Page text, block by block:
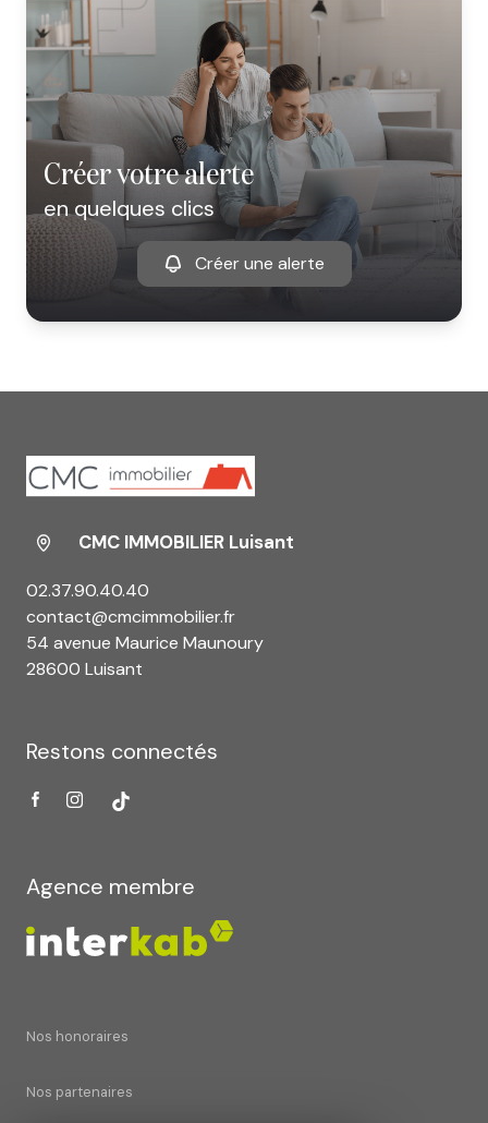
créer votre alerte
en quelques clics
Créer une alerte
CMC IMMOBILIER Luisant
02.37.90.40.40
contact@cmcimmobilier.fr
54 avenue Maurice Maunoury
28600 Luisant
Restons connectés
Agence membre
Nos honoraires
Nos partenaires